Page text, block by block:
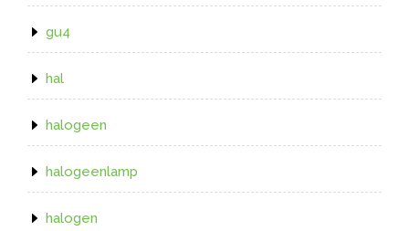
gu4
hal
halogeen
halogeenlamp
halogen